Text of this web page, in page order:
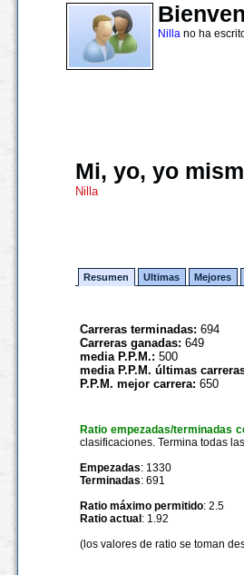
Nillano ha
Mi, yo, yo
Nilla
Resumen Ultimas Mejores
Carreras terminadas: 694
Carreras ganadas: 649
media P.P.M.: 500
media P.P.M. últimas
P.P.M. mejor carrera: 650
Ratio empezadas/terminadas
clasificaciones. Termina todas
Empezadas: 1330
Terminadas: 691
Ratio máximo permitido: 2.5
Ratio actual : 1.92
(los valores de ratio se toman